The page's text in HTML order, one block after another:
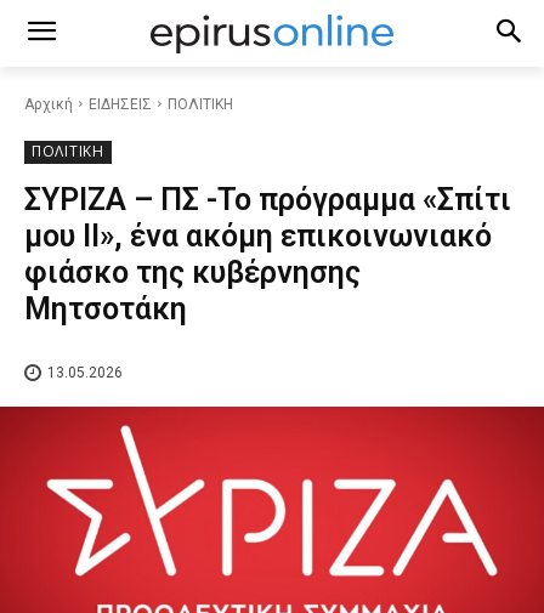
Αρχική ΕΙΔΗΣΕΙΣ ΠΟΛΙΤΙΚΗ
ΠΟΛΙΤΙΚΗ
ΣΥΡΙΖΑ – ΠΣ -Το πρόγραμμα «Σπίτι
μου ΙΙ», ένα ακόμη επικοινωνιακό
φιάσκο της κυβέρνησης
Μητσοτάκη
13.05.2026